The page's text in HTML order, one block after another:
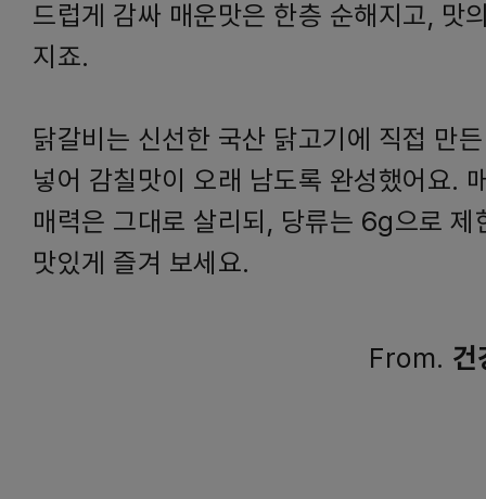
드럽게 감싸 매운맛은 한층 순해지고, 맛
지죠.
닭갈비는 신선한 국산 닭고기에 직접 만
넣어 감칠맛이 오래 남도록 완성했어요.
매력은 그대로 살리되, 당류는 6g으로 제
맛있게 즐겨 보세요.
From. 건